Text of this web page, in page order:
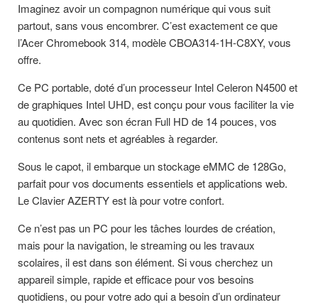
Imaginez avoir un compagnon numérique qui vous suit
partout, sans vous encombrer. C’est exactement ce que
l’Acer Chromebook 314, modèle CBOA314-1H-C8XY, vous
offre.
Ce PC portable, doté d’un processeur Intel Celeron N4500 et
de graphiques Intel UHD, est conçu pour vous faciliter la vie
au quotidien. Avec son écran Full HD de 14 pouces, vos
contenus sont nets et agréables à regarder.
Sous le capot, il embarque un stockage eMMC de 128Go,
parfait pour vos documents essentiels et applications web.
Le Clavier AZERTY est là pour votre confort.
Ce n’est pas un PC pour les tâches lourdes de création,
mais pour la navigation, le streaming ou les travaux
scolaires, il est dans son élément. Si vous cherchez un
appareil simple, rapide et efficace pour vos besoins
quotidiens, ou pour votre ado qui a besoin d’un ordinateur